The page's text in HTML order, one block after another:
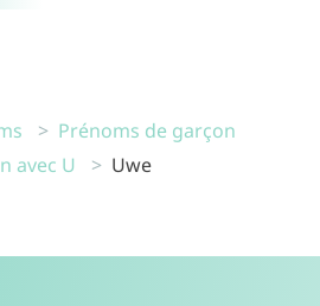
Prénoms de garçon
avec U
Uwe